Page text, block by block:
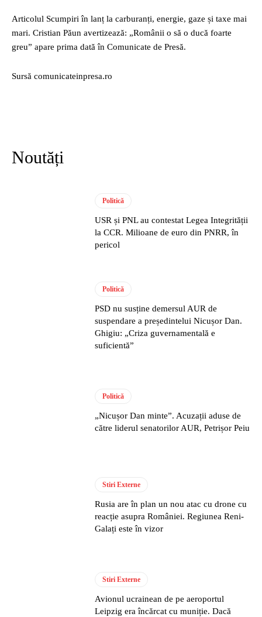
Articolul Scumpiri în lanț la carburanți, energie, gaze și taxe mai
mari. Cristian Păun avertizează: „Românii o să o ducă foarte
greu” apare prima dată în Comunicate de Presă.
Sursă comunicateinpresa.ro
Noutăți
Politică
USR și PNL au contestat Legea Integrității
la CCR. Milioane de euro din PNRR, în
pericol
Politică
PSD nu susține demersul AUR de
suspendare a președintelui Nicușor Dan.
Ghigiu: „Criza guvernamentală e
suficientă”
Politică
„Nicușor Dan minte”. Acuzații aduse de
către liderul senatorilor AUR, Petrișor Peiu
Stiri Externe
Rusia are în plan un nou atac cu drone cu
reacție asupra României. Regiunea Reni-
Galați este în vizor
Stiri Externe
Avionul ucrainean de pe aeroportul
Leipzig era încărcat cu muniție. Dacă